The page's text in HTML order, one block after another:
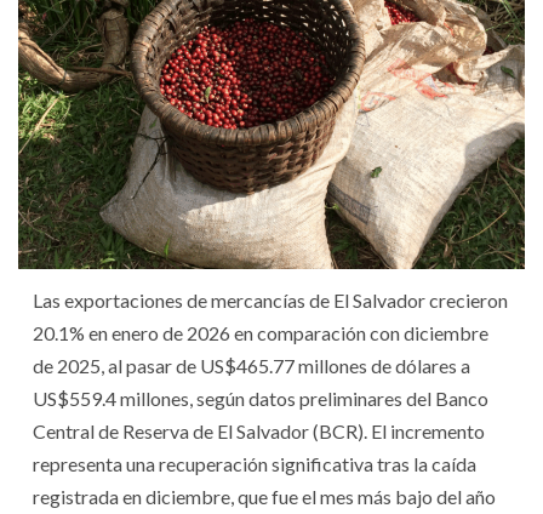
Las exportaciones de mercancías de El Salvador crecieron
20.1% en enero de 2026 en comparación con diciembre
de 2025, al pasar de US$465.77 millones de dólares a
US$559.4 millones, según datos preliminares del Banco
Central de Reserva de El Salvador (BCR). El incremento
representa una recuperación significativa tras la caída
registrada en diciembre, que fue el mes más bajo del año